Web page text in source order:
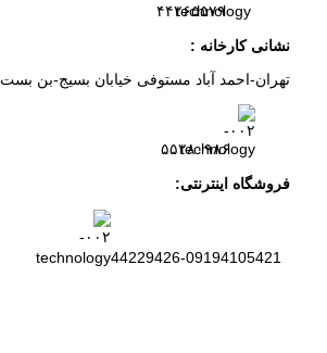
۴۴ ۲۶۵۵۷۹
نشانی کارخانه :
تهران-احمد آباد مستوفی خیابان بسیج-بن بست
۵۵۲۸۰۹۸۶
فروشگاه اینترنتی:
44229426-09194105421